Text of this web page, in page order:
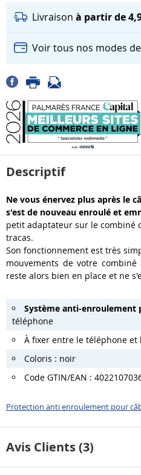
Livraison à partir de
Voir tous nos modes
Descriptif
Ne vous énervez plus après le
s'est de nouveau enroulé et
petit adaptateur sur le combiné
tracas.
Son fonctionnement est très
mouvements de votre
reste alors bien en place et ne
Système anti-enroulement
téléphone
À fixer entre le téléphone et
Coloris : noir
Code GTIN/EAN :
Protection anti enroulement pour
Avis Clients (3)